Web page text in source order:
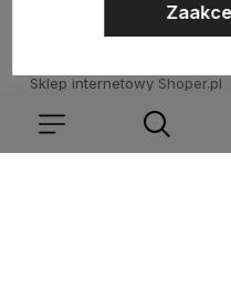
Sklep internetowy Shoper.pl